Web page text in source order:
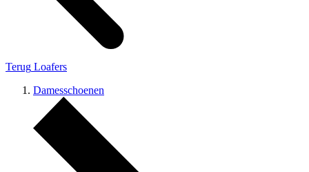
Terug Loafers
Damesschoenen